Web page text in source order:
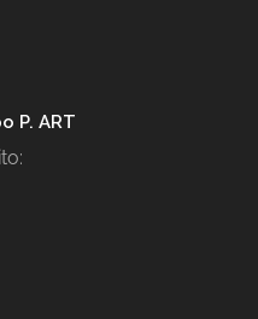
P. ART